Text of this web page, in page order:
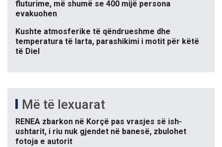
fluturime, më shumë se 400 mijë persona
evakuohen
Kushte atmosferike të qëndrueshme dhe
temperatura të larta, parashikimi i motit për këtë
të Diel
Më të lexuarat
RENEA zbarkon në Korçë pas vrasjes së ish-
ushtarit, i riu nuk gjendet në banesë, zbulohet
fotoja e autorit